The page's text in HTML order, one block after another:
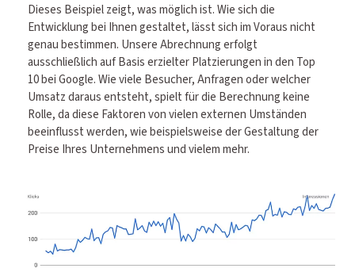
Dieses Beispiel zeigt, was möglich ist. Wie sich die
Entwicklung bei Ihnen gestaltet, lässt sich im Voraus nicht
genau bestimmen. Unsere Abrechnung erfolgt
ausschließlich auf Basis erzielter Platzierungen in den Top
10 bei Google. Wie viele Besucher, Anfragen oder welcher
Umsatz daraus entsteht, spielt für die Berechnung keine
Rolle, da diese Faktoren von vielen externen Umständen
beeinflusst werden, wie beispielsweise der Gestaltung der
Preise Ihres Unternehmens und vielem mehr.